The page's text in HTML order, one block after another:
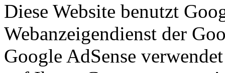
Diese Website benutzt
Webanzeigendienst der
Google AdSense